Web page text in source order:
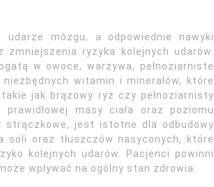
mózgu, a odpowiednie nawyki
ryzyka kolejnych udarów.
w owoce, warzywa, pełnoziarniste
witamin i minerałów, które
jak brązowy ryż czy pełnoziarnisty
masy ciała oraz poziomu
strączkowe, jest istotne dla odbudowy
soli oraz tłuszczów nasyconych, które
kolejnych udarów. Pacjenci powinni
wpływać na ogólny stan zdrowia.